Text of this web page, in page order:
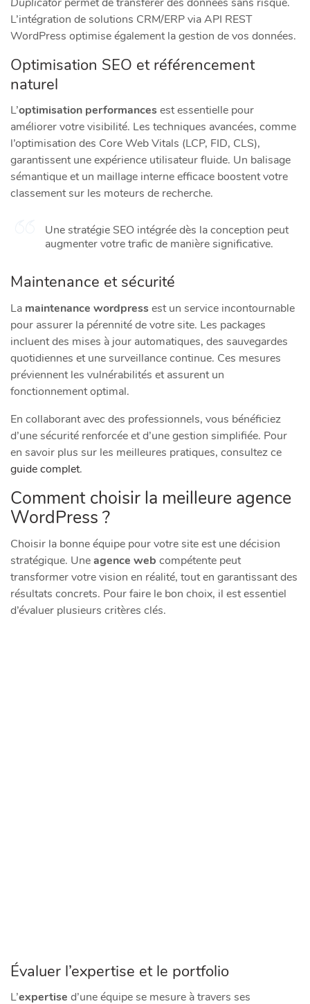
L’intégration de solutions CRM/ERP via API REST
WordPress optimise également la gestion de vos données.
Optimisation SEO et référencement
naturel
L’optimisation performancesest essentielle pour
améliorer votre visibilité. Les techniques avancées, comme
l’optimisation des Core Web Vitals (LCP, FID, CLS),
garantissent une expérience utilisateur fluide. Un balisage
sémantique et un maillage interne efficace boostent votre
classement sur les moteurs de recherche.
Une stratégie SEO intégrée dès la conception peut
augmenter votre trafic de manière significative.
Maintenance et sécurité
La maintenance wordpressest un service incontournable
pour assurer la pérennité de votre site. Les packages
incluent des mises à jour automatiques, des sauvegardes
quotidiennes et une surveillance continue. Ces mesures
préviennent les vulnérabilités et assurent un
fonctionnement optimal.
En collaborant avec des professionnels, vous bénéficiez
d’une sécurité renforcée et d’une gestion simplifiée. Pour
en savoir plus sur les meilleures pratiques, consultez ce
guide complet.
Comment choisir la meilleure agence
WordPress ?
Choisir la bonne équipe pour votre site est une décision
stratégique. Uneagence web compétente peut
transformer votre vision en réalité, tout en garantissant des
résultats concrets. Pour faire le bon choix, il est essentiel
d’évaluer plusieurs critères clés.
Évaluer l’expertise et le portfolio
L’expertise d’une équipe se mesure à travers ses